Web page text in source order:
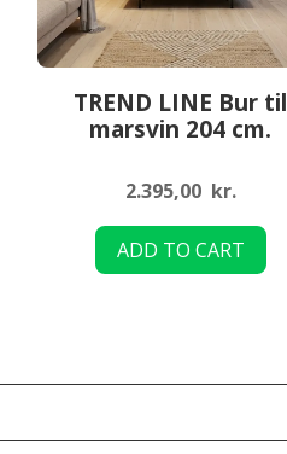
TREND LINE Bur til
marsvin 204 cm.
2.395,00 kr.
ADD TO CART